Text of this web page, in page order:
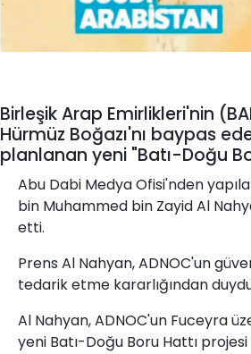
Birleşik Arap Emirlikleri'nin
Hürmüz Boğazı'nı baypas
planlanan yeni "Batı-Doğu
Abu Dabi Medya Ofisi'nden
bin Muhammed bin Zayid Al
etti.
Prens Al Nahyan, ADNOC'un
tedarik etme kararlığından
Al Nahyan, ADNOC'un Fuceyra
yeni Batı-Doğu Boru Hattı projesi